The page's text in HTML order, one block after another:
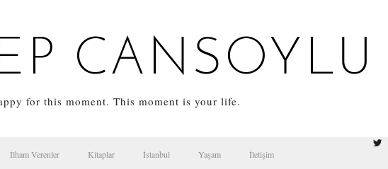
CANSOYLU
for this moment. This moment is your life.
İlham Verenler Kitaplar İstanbul Yaşam İletişim